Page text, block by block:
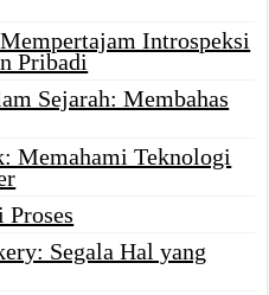
Introspeksi
Pribadi
Sejarah: Membahas
Memahami Teknologi
Proses
Segala Hal yang